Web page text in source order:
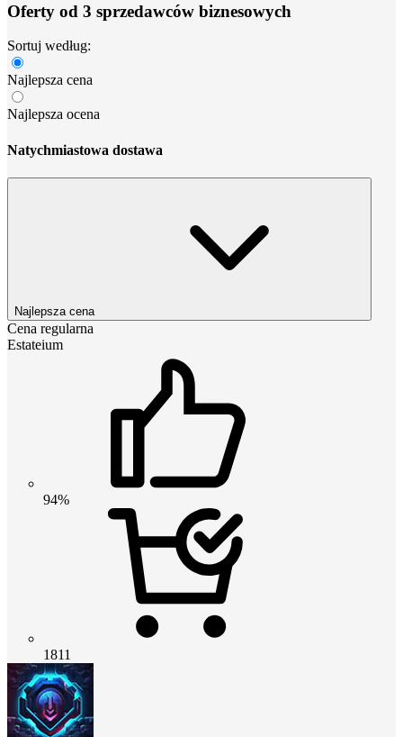
Oferty od 3 sprzedawców biznesowych
Sortuj według:
Najlepsza cena
Najlepsza ocena
Natychmiastowa dostawa
Najlepsza cena
Cena regularna
Estateium
94%
1811